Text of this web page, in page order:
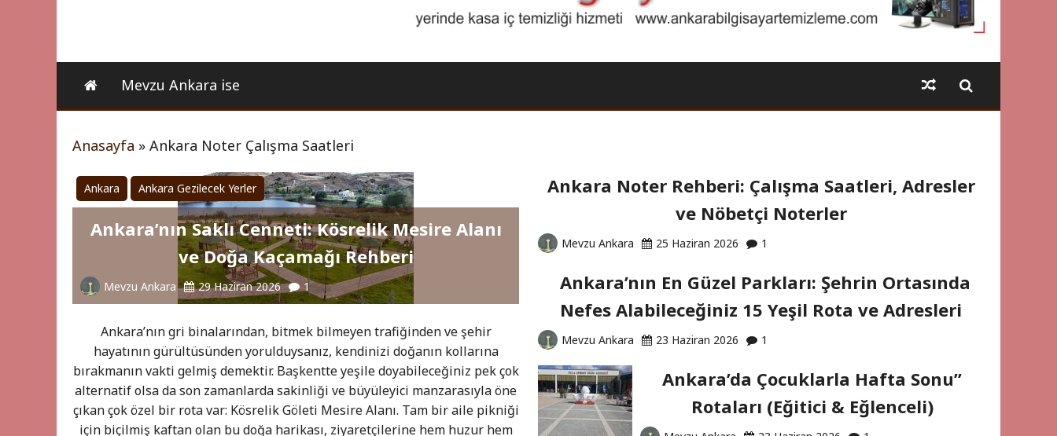
Mevzu Ankara ise
Anasayfa » Ankara Noter Çalışma Saatleri
Ankara Ankara Gezilecek Yerler
Ankara’nın Saklı Cenneti: Kösrelik Mesire Alanı
ve Doğa Kaçamağı Rehberi
Mevzu Ankara 29 Haziran 2026 1
Ankara’nın gri binalarından, bitmek bilmeyen trafiğinden ve şehir
hayatının gürültüsünden yorulduysanız, kendinizi doğanın kollarına
bırakmanın vakti gelmiş demektir. Başkentte yeşile doyabileceğiniz pek çok
alternatif olsa da son zamanlarda sakinliği ve büyüleyici manzarasıyla öne
çıkan çok özel bir rota var: Kösrelik Göleti Mesire Alanı. Tam bir aile pikniği
için biçilmiş kaftan olan bu doğa harikası, ziyaretçilerine hem huzur hem
Ankara Noter Rehberi: Çalışma Saatleri, Adresler
ve Nöbetçi Noterler
Mevzu Ankara 25 Haziran 2026 1
Ankara’nın En Güzel Parkları: Şehrin Ortasında
Nefes Alabileceğiniz 15 Yeşil Rota ve Adresleri
Mevzu Ankara 23 Haziran 2026 1
Ankara’da Çocuklarla Hafta Sonu”
Rotaları (Eğitici & Eğlenceli)